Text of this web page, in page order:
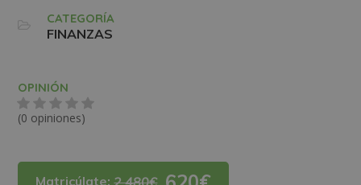
CATEGORÍA
FINANZAS
OPINIÓN
(0 opiniones)
Matricúlate: